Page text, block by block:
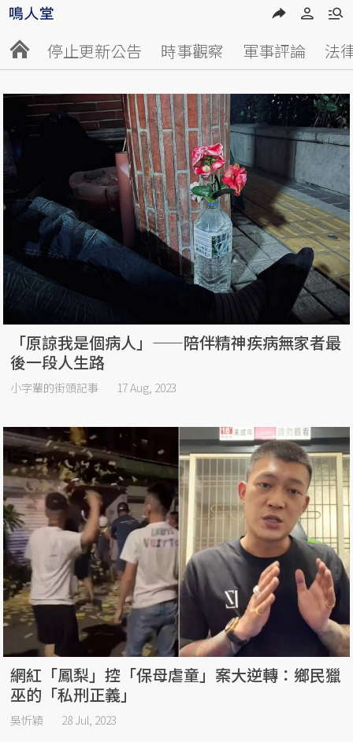
停止更新公告 時事觀察 軍事評論 法
「原諒我是個病人」——陪伴精神疾病無家者最
後一段人生路
小字輩的街頭記事 17 Aug, 2023
網紅「鳳梨」控「保母虐童」案大逆轉：鄉民獵
巫的「私刑正義」
吳忻穎 28 Jul, 2023